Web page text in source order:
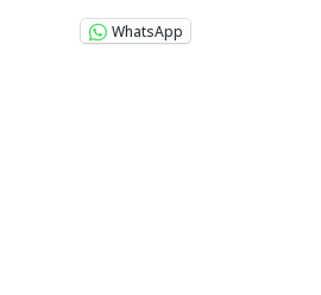
WhatsApp